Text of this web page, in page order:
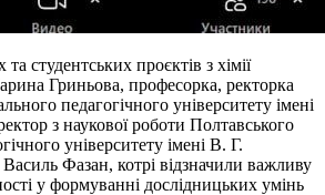
студентських проєктів з хімії
Гриньова, професорка, ректорка
педагогічного університету імені
з наукової роботи Полтавського
університету імені В. Г.
Фазан, котрі відзначили важливу
у формуванні дослідницьких умінь